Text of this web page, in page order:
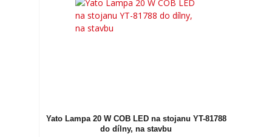
Yato Lampa 20 W COB LED na stojanu YT-81788
do dílny, na stavbu